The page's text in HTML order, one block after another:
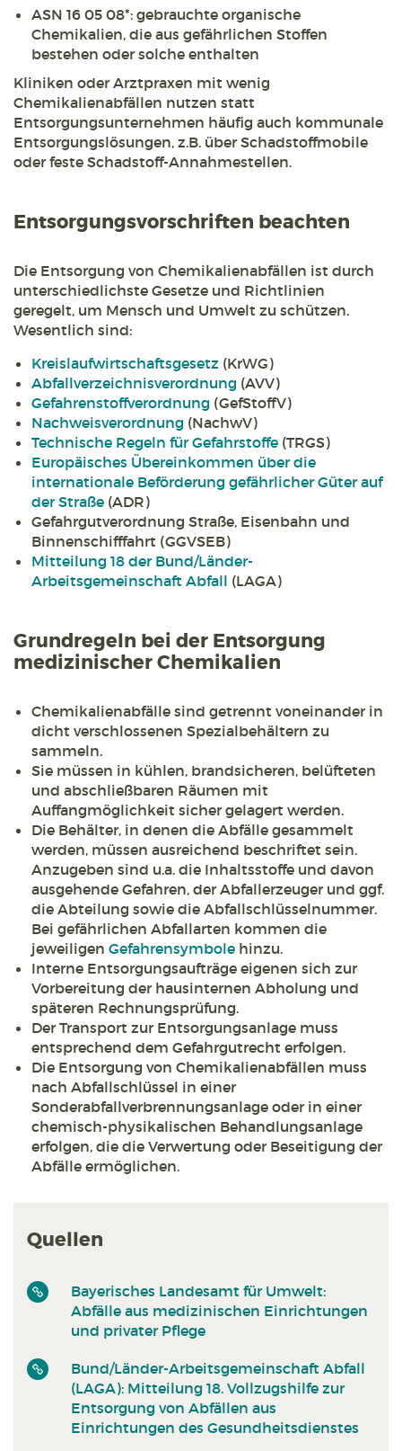
ASN 16 05 08*: gebrauchte organische
Chemikalien, die aus gefährlichen Stoffen
bestehen oder solche enthalten
Kliniken oder Arztpraxen mit wenig
Chemikalienabfällen nutzen statt
Entsorgungsunternehmen häufig auch kommunale
Entsorgungslösungen, z.B. über Schadstoffmobile
oder feste Schadstoff-Annahmestellen.
Entsorgungsvorschriften beachten
Die Entsorgung von Chemikalienabfällen ist durch
unterschiedlichste Gesetze und Richtlinien
geregelt, um Mensch und Umwelt zu schützen.
Wesentlich sind:
Kreislaufwirtschaftsgesetz (KrWG)
Abfallverzeichnisverordnung (AVV)
Gefahrenstoffverordnung (GefStoffV)
Nachweisverordnung (NachwV)
Technische Regeln für Gefahrstoffe (TRGS)
Europäisches Übereinkommen über die
internationale Beförderung gefährlicher Güter auf
der Straße (ADR)
Gefahrgutverordnung Straße, Eisenbahn und
Binnenschifffahrt (GGVSEB)
Mitteilung 18 der Bund/Länder-
Arbeitsgemeinschaft Abfall (LAGA)
Grundregeln bei der Entsorgung
medizinischer Chemikalien
Chemikalienabfälle sind getrennt voneinander in
dicht verschlossenen Spezialbehältern zu
sammeln.
Sie müssen in kühlen, brandsicheren, belüfteten
und abschließbaren Räumen mit
Auffangmöglichkeit sicher gelagert werden.
Die Behälter, in denen die Abfälle gesammelt
werden, müssen ausreichend beschriftet sein.
Anzugeben sind u.a. die Inhaltsstoffe und davon
ausgehende Gefahren, der Abfallerzeuger und ggf.
die Abteilung sowie die Abfallschlüsselnummer.
Bei gefährlichen Abfallarten kommen die
jeweiligen Gefahrensymbole hinzu.
Interne Entsorgungsaufträge eigenen sich zur
Vorbereitung der hausinternen Abholung und
späteren Rechnungsprüfung.
Der Transport zur Entsorgungsanlage muss
entsprechend dem Gefahrgutrecht erfolgen.
Die Entsorgung von Chemikalienabfällen muss
nach Abfallschlüssel in einer
Sonderabfallverbrennungsanlage oder in einer
chemisch-physikalischen Behandlungsanlage
erfolgen, die die Verwertung oder Beseitigung der
Abfälle ermöglichen.
Quellen
Bayerisches Landesamt für Umwelt:
Abfälle aus medizinischen Einrichtungen
und privater Pflege
Bund/Länder-Arbeitsgemeinschaft Abfall
(LAGA): Mitteilung 18. Vollzugshilfe zur
Entsorgung von Abfällen aus
Einrichtungen des Gesundheitsdienstes